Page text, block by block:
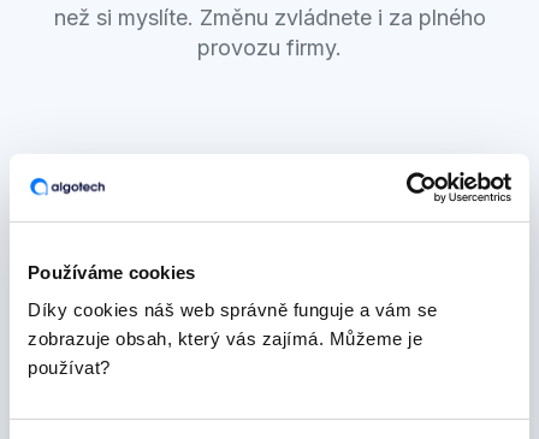
Používáme cookies
Díky cookies náš web správně funguje a vám se
zobrazuje obsah, který vás zajímá. Můžeme je
používat?
než si myslíte. Změnu zvládnete i za plného
provozu firmy.
Společně si specifikujeme potřeby.
Navrhneme a připravíme ideální řešení.
Zpracujeme metodické dokumenty.